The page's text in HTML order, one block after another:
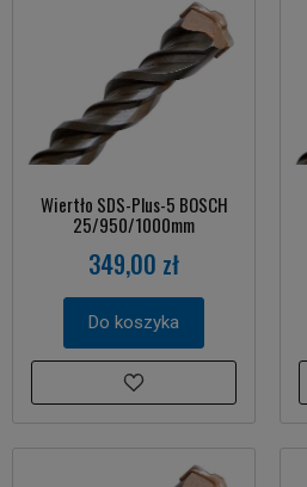
Wiertło SDS-Plus-5 BOSCH
25/950/1000mm
349,00 zł
Do koszyka